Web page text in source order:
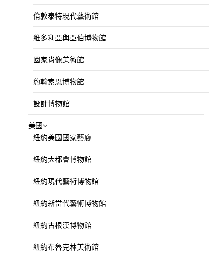
倫敦泰特現代藝術館
維多利亞與亞伯博物館
國家肖像美術館
約翰索恩博物館
設計博物館
美國
紐約美國國家藝廊
紐約大都會博物館
紐約現代藝術博物館
紐約新當代藝術博物館
紐約古根漢博物館
紐約布魯克林美術館